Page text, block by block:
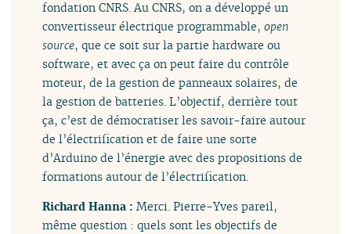
fondation CNRS. Au CNRS, on a développé un
convertisseur électrique programmable,open
source, que ce soit sur la partie hardware ou
software, et avec ça on peut faire du contrôle
moteur, de la gestion de panneaux solaires, de
la gestion de batteries. L’objectif, derrière tout
ça, c’est de démocratiser les savoir-faire autour
de l’électrification et de faire une sorte
d’Arduino de l’énergie avec des propositions de
formations autour de l’électrification.
Richard Hanna :Merci. Pierre-Yves pareil,
même question : quels sont les objectifs de